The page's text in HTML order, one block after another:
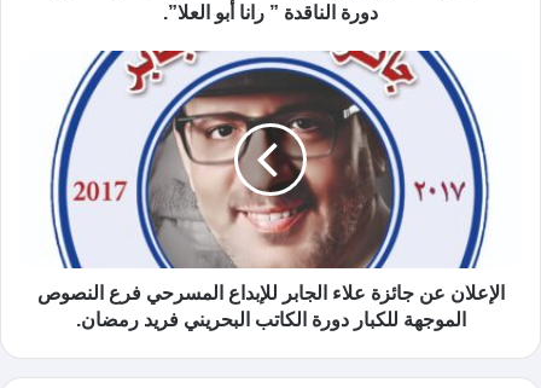
دورة الناقدة ” رانا أبو العلا”.
الإعلان عن جائزة علاء الجابر للإبداع المسرحي فرع النصوص
الموجهة للكبار دورة الكاتب البحريني فريد رمضان.